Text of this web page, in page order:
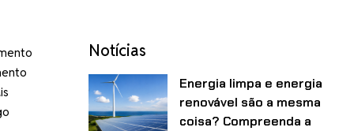
Notícias
Energia limpa e energia
renovável são a mesma
coisa? Compreenda a